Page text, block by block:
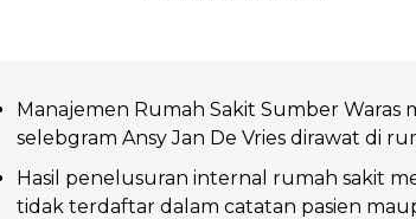
Manajemen Rumah Sakit Sumber Waras
selebgram Ansy Jan De Vries dirawat di
Hasil penelusuran internal rumah sakit
tidak terdaftar dalam catatan pasien